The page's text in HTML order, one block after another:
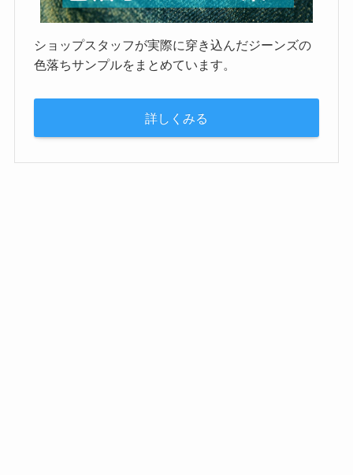
ショップスタッフが実際に穿き込んだジーンズの
色落ちサンプルをまとめています。
詳しくみる